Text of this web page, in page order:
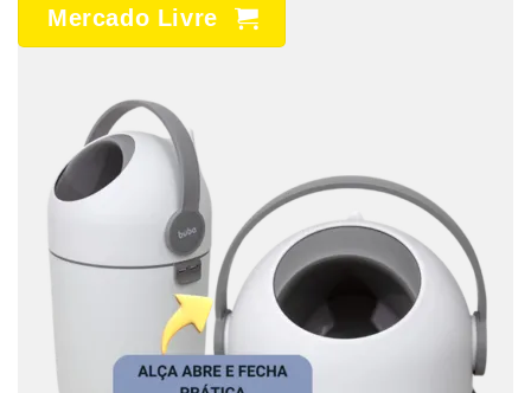
Mercado Livre